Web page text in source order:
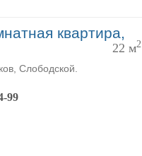
квартира,
22 м2
Слободской.
99